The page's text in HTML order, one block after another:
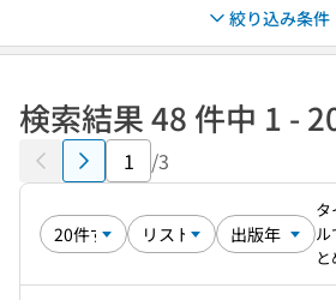
絞り込み条件
検索結果 48 件中 1 -
/3
タ
ル
と